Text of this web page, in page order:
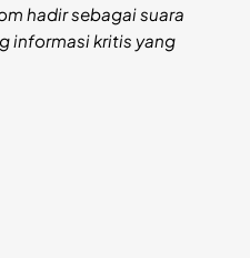
hadir sebagai suara
informasi kritis yang